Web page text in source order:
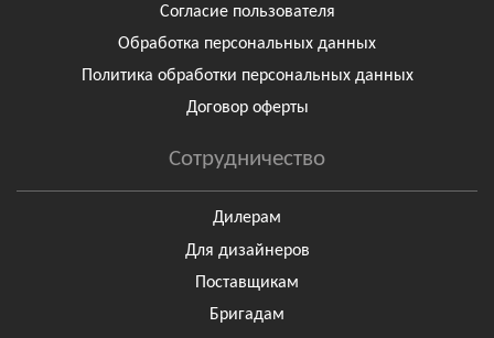
Согласие пользователя
Обработка персональных данных
Политика обработки персональных данных
Договор оферты
Сотрудничество
Дилерам
Для дизайнеров
Поставщикам
Бригадам